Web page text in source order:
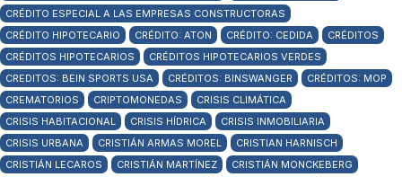
CRÉDITO ESPECIAL A LAS EMPRESAS CONSTRUCTORAS
CRÉDITO HIPOTECARIO
CRÉDITO: ATON CRÉDITO: CEDIDA
CRÉDITOS
CRÉDITOS HIPOTECARIOS
CRÉDITOS HIPOTECARIOS VERDES
CREDITOS: BEIN SPORTS USA
CRÉDITOS: BINSWANGER
CRÉDITOS: MOP
CREMATORIOS
CRIPTOMONEDAS
CRISIS CLIMÁTICA
CRISIS HABITACIONAL
CRISIS HÍDRICA
CRISIS INMOBILIARIA
CRISIS URBANA
CRISTIÁN ARMAS MOREL
CRISTIAN HARNISCH
CRISTIÁN LECAROS
CRISTIÁN MARTÍNEZ
CRISTIÁN MONCKEBERG